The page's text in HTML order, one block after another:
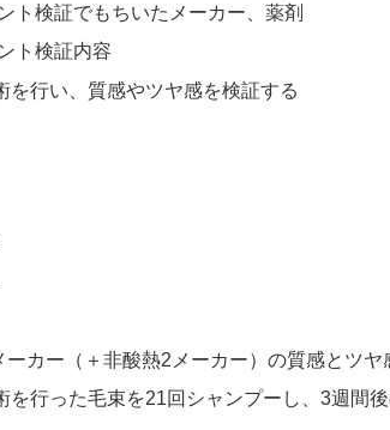
ト検証でもちいたメーカー、薬剤
ト検証内容
を行い、質感やツヤ感を検証する
カー（＋非酸熱2メーカー）の質感とツヤ
を行った毛束を21回シャンプーし、3週間